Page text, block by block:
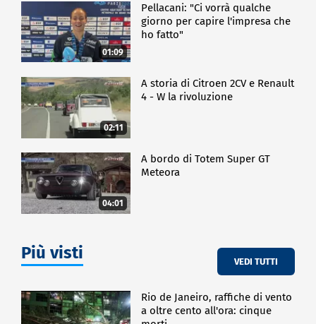
01:09
Pellacani: "Ci vorrà qualche
giorno per capire l'impresa che
ho fatto"
02:11
A storia di Citroen 2CV e Renault
4 - W la rivoluzione
04:01
A bordo di Totem Super GT
Meteora
Più visti VEDI TUTTI
Rio de Janeiro, raffiche di vento
a oltre cento all'ora: cinque